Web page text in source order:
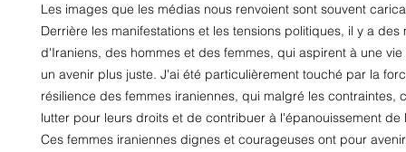
Les images que les médias nous renvoient sont souvent
Derrière les manifestations et les tensions politiques, il y a des
d'Iraniens, des hommes et des femmes, qui aspirent à une vie
un avenir plus juste. J'ai été particulièrement touché par la
résilience des femmes iraniennes, qui malgré les contraintes,
lutter pour leurs droits et de contribuer à l'épanouissement de
Ces femmes iraniennes dignes et courageuses ont pour